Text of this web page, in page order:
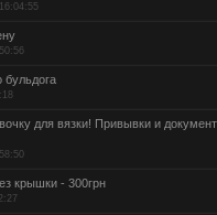
бульдога
для вязки! Привывки и
крышки - 300грн